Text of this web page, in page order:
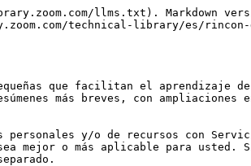
llms.txt). Markdown
technical-library/es/
que facilitan el aprendizaje
más breves, con
y/o de recursos con
mejor o más aplicable para